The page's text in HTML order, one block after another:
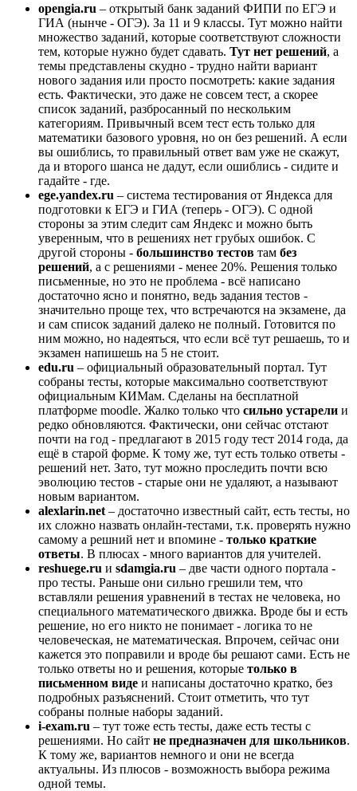
opengia.ru – открытый банк заданий ФИПИ по ЕГЭ и
ГИА (нынче - ОГЭ). За 11 и 9 классы. Тут можно найти
множество заданий, которые соответствуют сложности
тем, которые нужно будет сдавать. Тут нет решений, а
темы представлены скудно - трудно найти вариант
нового задания или просто посмотреть: какие задания
есть. Фактически, это даже не совсем тест, а скорее
список заданий, разбросанный по нескольким
категориям. Привычный всем тест есть только для
математики базового уровня, но он без решений. А если
вы ошиблись, то правильный ответ вам уже не скажут,
да и второго шанса не дадут, если ошиблись - сидите и
гадайте - где.
ege.yandex.ru – система тестирования от Яндекса для
подготовки к ЕГЭ и ГИА (теперь - ОГЭ). С одной
стороны за этим следит сам Яндекс и можно быть
уверенным, что в решениях нет грубых ошибок. С
другой стороны - большинство тестов там без
решений, а с решениями - менее 20%. Решения только
письменные, но это не проблема - всё написано
достаточно ясно и понятно, ведь задания тестов -
значительно проще тех, что встречаются на экзамене, да
и сам список заданий далеко не полный. Готовится по
ним можно, но надеяться, что если всё тут решаешь, то и
экзамен напишешь на 5 не стоит.
edu.ru – официальный образовательный портал. Тут
собраны тесты, которые максимально соответствуют
официальным КИМам. Сделаны на бесплатной
платформе moodle. Жалко только что сильно устарели и
редко обновляются. Фактически, они сейчас отстают
почти на год - предлагают в 2015 году тест 2014 года, да
ещё в старой форме. К тому же, тут есть только ответы -
решений нет. Зато, тут можно проследить почти всю
эволюцию тестов - старые они не удаляют, а называют
новым вариантом.
alexlarin.net – достаточно известный сайт, есть тесты, но
их сложно назвать онлайн-тестами, т.к. проверять нужно
самому а решний нет и впомине - только краткие
ответы. В плюсах - много вариантов для учителей.
reshuege.ru и sdamgia.ru – две части одного портала -
про тесты. Раньше они сильно грешили тем, что
вставляли решения уравнений в тестах не человека, но
специального математического движка. Вроде бы и есть
решение, но его никто не понимает - логика то не
человеческая, не математическая. Впрочем, сейчас они
кажется это поправили и вроде бы решают сами. Есть не
только ответы но и решения, которые только в
письменном виде и написаны достаточно кратко, без
подробных разъяснений. Стоит отметить, что тут
собраны полные наборы заданий.
i-exam.ru – тут тоже есть тесты, даже есть тесты с
решениями. Но сайт не предназначен для школьников.
К тому же, вариантов немного и они не всегда
актуальны. Из плюсов - возможность выбора режима
одной темы.